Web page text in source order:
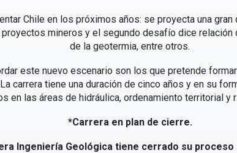
Chile en los próximos años: se proyecta una
mineros y el segundo desafío dice relación
de la geotermia, entre otros.
este nuevo escenario son los que pretende
carrera tiene una duración de cinco años y en su
en las áreas de hidráulica, ordenamiento territorial y
*Carrera en plan de cierre.
Ingeniería Geológica tiene cerrado su proceso